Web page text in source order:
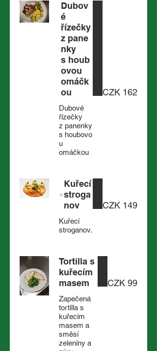
Dubov
é
řízečky
z pane
nky
s houb
ovou
omáčk
ou
Dubové
řízečky
z panenky
s houbovo
u
omáčkou
CZK 162
Kuřecí
stroga
nov
Kuřecí
stroganov.
CZK 149
Tortilla s
kuřecím
masem
Zapečená
tortilla s
kuřecím
masem a
směsí
zeleniny a
CZK 99